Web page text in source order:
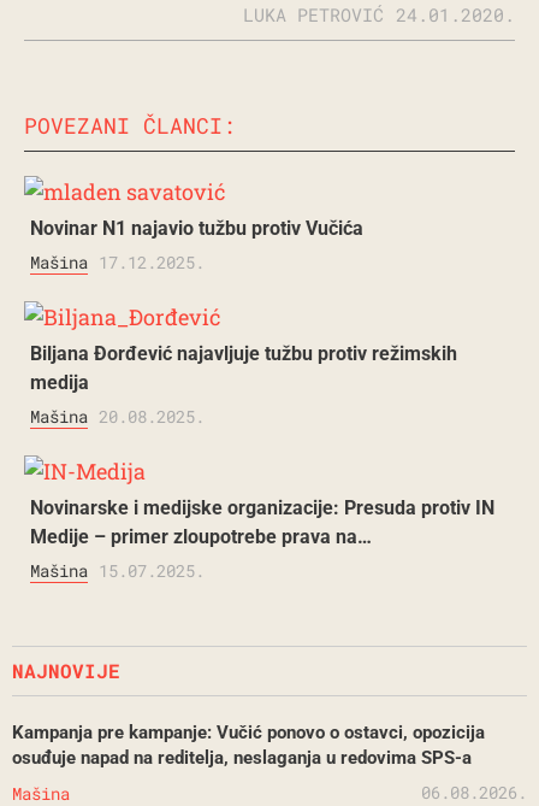
LUKA PETROVIĆ 24.01.2020.
POVEZANI ČLANCI:
Novinar N1 najavio tužbu protiv Vučića
Mašina 17.12.2025.
Biljana Đorđević najavljuje tužbu protiv režimskih
medija
Mašina 20.08.2025.
Novinarske i medijske organizacije: Presuda protiv IN
Medije – primer zloupotrebe prava na…
Mašina 15.07.2025.
NAJNOVIJE
Kampanja pre kampanje: Vučić ponovo o ostavci, opozicija
osuđuje napad na reditelja, neslaganja u redovima SPS-a
Mašina 06.08.2026.